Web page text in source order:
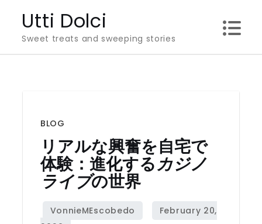
content
Utti Dolci
Sweet treats and sweeping stories
BLOG
リアルな興奮を自宅で
体験：進化するカジノ
ライブの世界